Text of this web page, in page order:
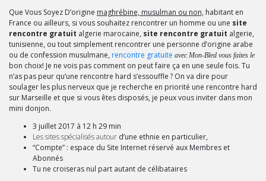
Que Vous Soyez D’origine maghrébine, musulman ou non, habitant en
France ou ailleurs, si vous souhaitez rencontrer un homme ou une site
rencontre gratuit algerie marocaine, site rencontre gratuit algerie,
tunisienne, ou tout simplement rencontrer une personne d’origine arabe
ou de confession musulmane, rencontre gratuite avec Mon-Bled vous faites le
bon choix! Je ne vois pas comment on peut faire ça en une seule fois. Tu
n’as pas peur qu’une rencontre hard s’essouffle ? On va dire pour
soulager les plus nerveux que je recherche en priorité une rencontre hard
sur Marseille et que si vous êtes disposés, je peux vous inviter dans mon
mini donjon.
3 juillet 2017 à 12 h 29 min
Les sites spécialisés autour d’une ethnie en particulier,
“Compte” : espace du Site Internet réservé aux Membres et
Abonnés
Tu ne croiseras nul part autant de célibataires